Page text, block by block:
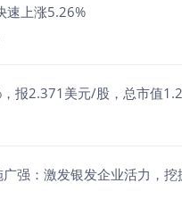
速上涨5.26%
报2.371美元/股，总市值
强：激发银发企业活力，挖